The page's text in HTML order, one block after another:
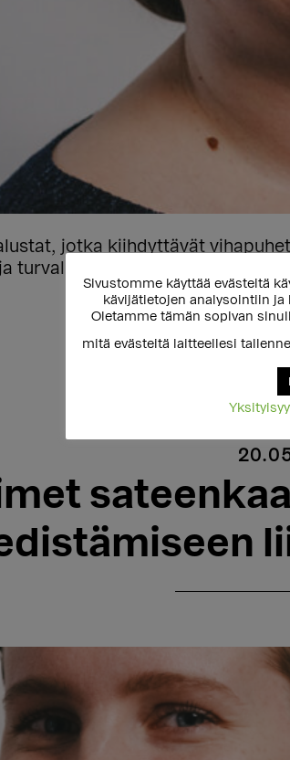
jotka kiihdyttävät
turvallisemmin.
Sivustomme käyttää evästeitä
kävijätietojen analysointiin
Oletamme tämän sopivan
mitä evästeitä laitteellesi